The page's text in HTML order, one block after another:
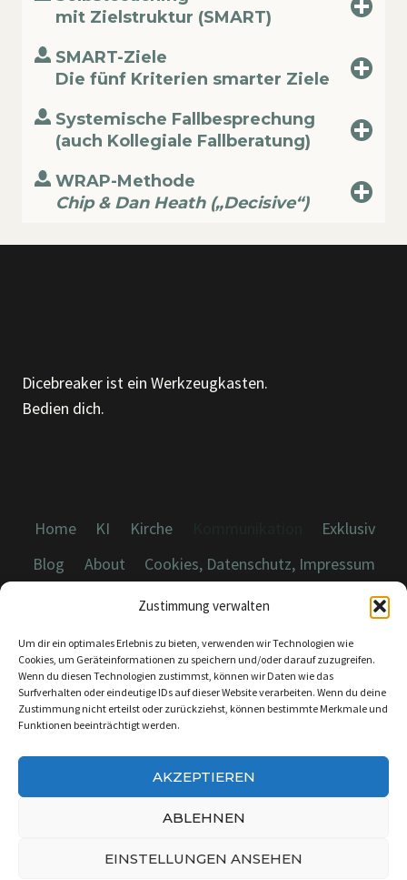
Zustimmung verwalten
Um dir ein optimales Erlebnis zu bieten, verwenden wir Technologien wie
Cookies, um Geräteinformationen zu speichern und/oder darauf zuzugreifen.
Wenn du diesen Technologien zustimmst, können wir Daten wie das
Surfverhalten oder eindeutige IDs auf dieser Website verarbeiten. Wenn du deine
Zustimmung nicht erteilst oder zurückziehst, können bestimmte Merkmale und
Funktionen beeinträchtigt werden.
AKZEPTIEREN
ABLEHNEN
EINSTELLUNGEN ANSEHEN
mit Zielstruktur (SMART)
SMART-Ziele
Die fünf Kriterien smarter Ziele
Systemische Fallbesprechung
(auch Kollegiale Fallberatung)
WRAP-Methode
Chip & Dan Heath („Decisive“)
Dicebreaker ist ein Werkzeugkasten.
Bedien dich.
Home KI Kirche
Exklusiv
Blog
About Cookies, Datenschutz, Impressum
© 2026 Dicebreaker.de - Alle Rechte vorbehalten
INFO@DICEBREAKER.DE